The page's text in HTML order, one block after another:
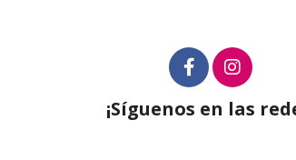
¡Síguenos en las